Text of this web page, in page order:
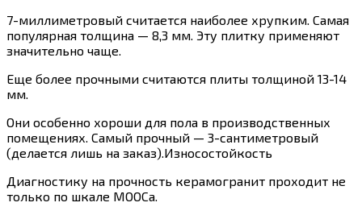
7-миллиметровый считается наиболее хрупким. Самая
популярная толщина — 8,3 мм. Эту плитку применяют
значительно чаще.
Еще более прочными считаются плиты толщиной 13-14
мм.
Они особенно хороши для пола в производственных
помещениях. Самый прочный — 3-сантиметровый
(делается лишь на заказ).Износостойкость
Диагностику на прочность керамогранит проходит не
только по шкале МООСа.